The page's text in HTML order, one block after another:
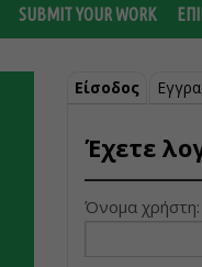
SUBMIT YOUR WORK
Είσοδος
Έχετε
Όνομα χρήστη: